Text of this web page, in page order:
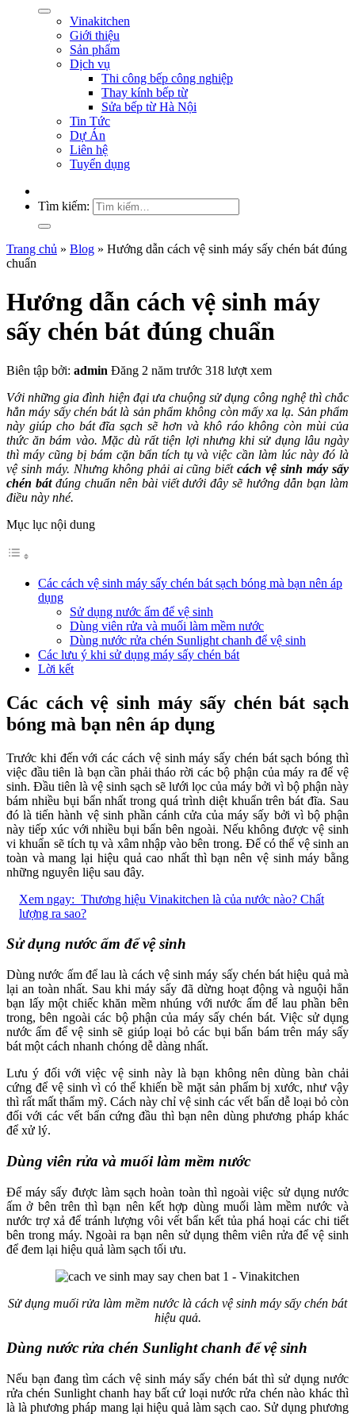
Vinakitchen
Giới thiệu
Sản phẩm
Dịch vụ
Thi công bếp công nghiệp
Thay kính bếp từ
Sửa bếp từ Hà Nội
Tin Tức
Dự Án
Liên hệ
Tuyển dụng
Tìm kiếm:
Trang chủ » Blog » Hướng dẫn cách vệ sinh máy sấy chén bát đúng
chuẩn
Hướng dẫn cách vệ sinh máy
sấy chén bát đúng chuẩn
Biên tập bởi: admin Đăng 2 năm trước 318 lượt xem
Với những gia đình hiện đại ưa chuộng sử dụng công nghệ thì chắc
hẳn máy sấy chén bát là sản phẩm không còn mấy xa lạ. Sản phẩm
này giúp cho bát đĩa sạch sẽ hơn và khô ráo không còn mùi của
thức ăn bám vào. Mặc dù rất tiện lợi nhưng khi sử dụng lâu ngày
thì máy cũng bị bám cặn bẩn tích tụ và việc cần làm lúc này đó là
vệ sinh máy. Nhưng không phải ai cũng biếtcách vệ sinh máy sấy
chén bátđúng chuẩn nên bài viết dưới đây sẽ hướng dẫn bạn làm
điều này nhé.
Mục lục nội dung
Các cách vệ sinh máy sấy chén bát sạch bóng mà bạn nên áp
dụng
Sử dụng nước ấm để vệ sinh
Dùng viên rửa và muối làm mềm nước
Dùng nước rửa chén Sunlight chanh để vệ sinh
Các lưu ý khi sử dụng máy sấy chén bát
Lời kết
Các cách vệ sinh máy sấy chén bát sạch
bóng mà bạn nên áp dụng
Trước khi đến với các cách vệ sinh máy sấy chén bát sạch bóng thì
việc đầu tiên là bạn cần phải tháo rời các bộ phận của máy ra để vệ
sinh. Đầu tiên là vệ sinh sạch sẽ lưới lọc của máy bởi vì bộ phận này
bám nhiều bụi bẩn nhất trong quá trình diệt khuẩn trên bát đĩa. Sau
đó là tiến hành vệ sinh phần cánh cửa của máy sấy bởi vì bộ phận
này tiếp xúc với nhiều bụi bẩn bên ngoài. Nếu không được vệ sinh
vi khuẩn sẽ tích tụ và xâm nhập vào bên trong. Để có thể vệ sinh an
toàn và mang lại hiệu quả cao nhất thì bạn nên vệ sinh máy bằng
những nguyên liệu sau đây.
Xem ngay: Thương hiệu Vinakitchen là của nước nào? Chất
lượng ra sao?
Sử dụng nước ấm để vệ sinh
Dùng nước ấm để lau là cách vệ sinh máy sấy chén bát hiệu quả mà
lại an toàn nhất. Sau khi máy sấy đã dừng hoạt động và nguội hẳn
bạn lấy một chiếc khăn mềm nhúng với nước ấm để lau phần bên
trong, bên ngoài các bộ phận của máy sấy chén bát. Việc sử dụng
nước ấm để vệ sinh sẽ giúp loại bỏ các bụi bẩn bám trên máy sấy
bát một cách nhanh chóng dễ dàng nhất.
Lưu ý đối với việc vệ sinh này là bạn không nên dùng bàn chải
cứng để vệ sinh vì có thể khiến bề mặt sản phẩm bị xước, như vậy
thì rất mất thẩm mỹ. Cách này chỉ vệ sinh các vết bẩn dễ loại bỏ còn
đối với các vết bẩn cứng đầu thì bạn nên dùng phương pháp khác
để xử lý.
Dùng viên rửa và muối làm mềm nước
Để máy sấy được làm sạch hoàn toàn thì ngoài việc sử dụng nước
ấm ở bên trên thì bạn nên kết hợp dùng muối làm mềm nước và
nước trợ xả để tránh lượng vôi vết bẩn kết tủa phá hoại các chi tiết
bên trong máy. Ngoài ra bạn nên sử dụng thêm viên rửa để vệ sinh
để đem lại hiệu quả làm sạch tối ưu.
Sử dụng muối rửa làm mềm nước là cách vệ sinh máy sấy chén bát
hiệu quả.
Dùng nước rửa chén Sunlight chanh để vệ sinh
Nếu bạn đang tìm cách vệ sinh máy sấy chén bát thì sử dụng nước
rửa chén Sunlight chanh hay bất cứ loại nước rửa chén nào khác thì
là là phương pháp mang lại hiệu quả làm sạch cao. Sử dụng phương